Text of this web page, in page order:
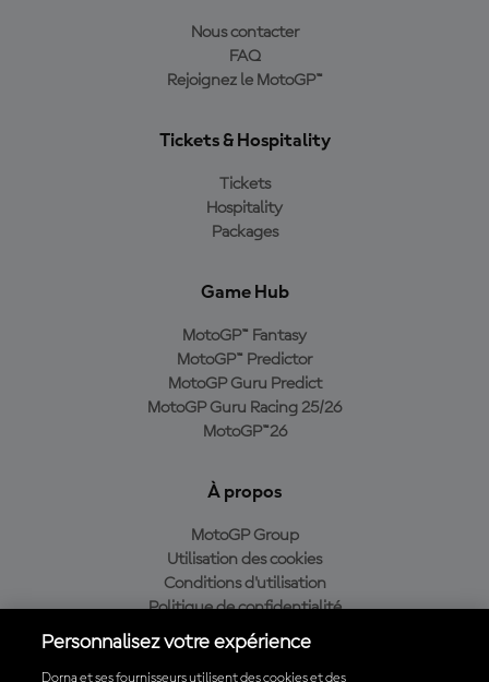
Nous contacter
FAQ
Rejoignez le MotoGP™
Tickets & Hospitality
Tickets
Hospitality
Packages
Game Hub
MotoGP™ Fantasy
MotoGP™ Predictor
MotoGP Guru Predict
MotoGP Guru Racing 25/26
MotoGP™26
À propos
MotoGP Group
Utilisation des cookies
Conditions d'utilisation
Politique de confidentialité
Politique d’achat
Personnalisez votre expérience
Dorna et ses fournisseurs utilisent des cookies et des